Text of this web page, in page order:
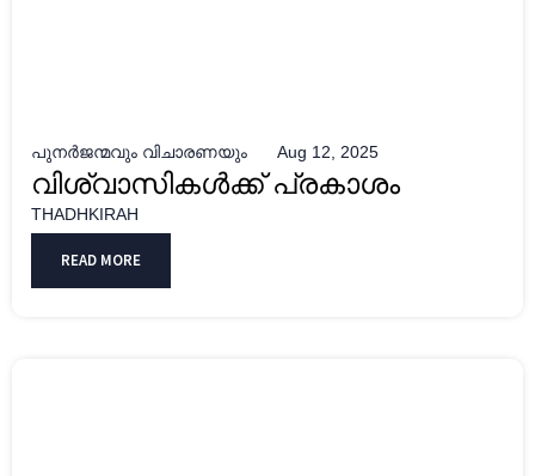
പുനർജന്മവും വിചാരണയും Aug 12, 2025
വിശ്വാസികൾക്ക് പ്രകാശം
THADHKIRAH
READ MORE